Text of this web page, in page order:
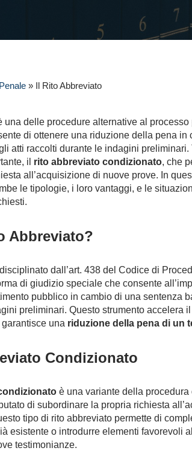
» Il Rito Abbreviato
una delle procedure alternative al processo
di ottenere una riduzione della pena in
atti raccolti durante le indagini preliminari.
il rito abbreviato condizionato, che
all’acquisizione di nuove prove. In
le tipologie, i loro vantaggi, e le
Abbreviato?
dall’art. 438 del Codice di
di giudizio speciale che consente
pubblico in cambio di una sentenza
preliminari. Questo strumento accelera
una riduzione della pena di un
Condizionato
è una variante della procedura
di subordinare la propria richiesta
tipo di rito abbreviato permette di
esistente o introdurre elementi favorevoli
testimonianze.